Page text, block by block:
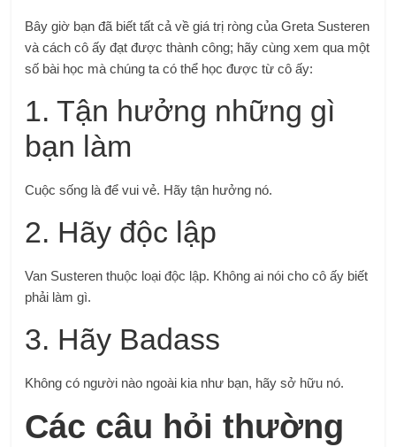
Bây giờ bạn đã biết tất cả về giá trị ròng của Greta Susteren
và cách cô ấy đạt được thành công; hãy cùng xem qua một
số bài học mà chúng ta có thể học được từ cô ấy:
1. Tận hưởng những gì
bạn làm
Cuộc sống là để vui vẻ. Hãy tận hưởng nó.
2. Hãy độc lập
Van Susteren thuộc loại độc lập. Không ai nói cho cô ấy biết
phải làm gì.
3. Hãy Badass
Không có người nào ngoài kia như bạn, hãy sở hữu nó.
Các câu hỏi thường